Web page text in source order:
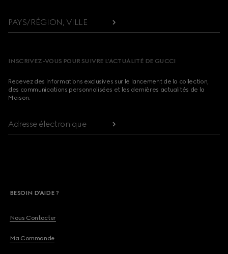
PAYS/RÉGION, VILLE
INSCRIVEZ-VOUS POUR SUIVRE L’ACTUALITÉ DE GUCCI
Recevez des informations exclusives sur le lancement de la collection,
des communications personnalisées et les dernières actualités de la
Maison.
Adresse électronique
BESOIN D'AIDE ?
Nous Contacter
Ma Commande